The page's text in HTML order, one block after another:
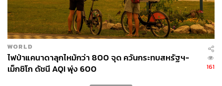
WORLD
ไฟป่าแคนาดาลุกไหม้กว่า 800 จุด ควันกระทบสหรัฐฯ-
เม็กซิโก ดัชนี AQI พุ่ง 600
161